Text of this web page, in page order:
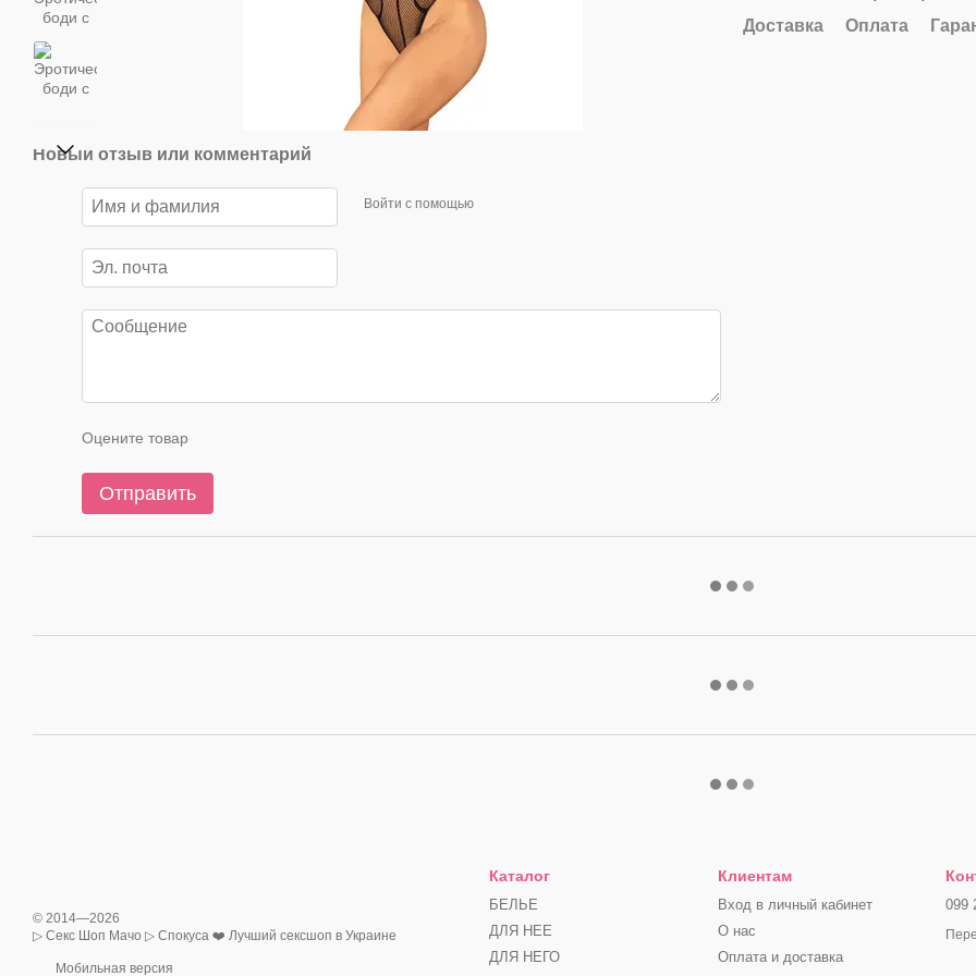
Новый отзыв или комментарий
Войти с помощью
Оцените товар
Отправить
Доставка
Оплата
© 2014—2026
▷ Секс Шоп Мачо ▷ Спокуса ❤️ Лучший сексшоп в Украине
Мобильная версия
Каталог
БЕЛЬЕ
ДЛЯ НЕЕ
ДЛЯ НЕГО
Клиентам
Вход в личный кабинет
О нас
Оплата и доставка
099